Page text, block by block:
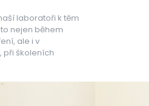
laboratoři k těm
nejen během
ale i v
při školeních